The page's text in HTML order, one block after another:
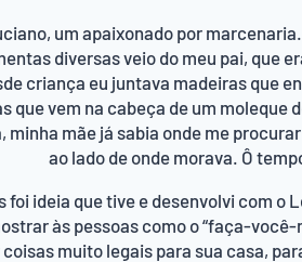
um apaixonado por
diversas veio do meu pai, que
criança eu juntava madeiras que
que vem na cabeça de um moleque
minha mãe já sabia onde me
ao lado de onde morava. Ô
foi ideia que tive e desenvolvi com o
às pessoas como o “faça-você-
muito legais para sua casa,